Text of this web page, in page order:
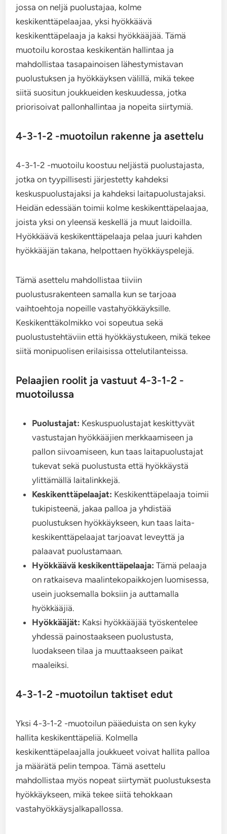
jossa on neljä puolustajaa, kolme
keskikenttäpelaajaa, yksi hyökkäävä
keskikenttäpelaaja ja kaksi hyökkääjää. Tämä
muotoilu korostaa keskikentän hallintaa ja
mahdollistaa tasapainoisen lähestymistavan
puolustuksen ja hyökkäyksen välillä, mikä tekee
siitä suositun joukkueiden keskuudessa, jotka
priorisoivat pallonhallintaa ja nopeita siirtymiä.
4-3-1-2 -muotoilun rakenne ja asettelu
4-3-1-2 -muotoilu koostuu neljästä puolustajasta,
jotka on tyypillisesti järjestetty kahdeksi
keskuspuolustajaksi ja kahdeksi laitapuolustajaksi.
Heidän edessään toimii kolme keskikenttäpelaajaa,
joista yksi on yleensä keskellä ja muut laidoilla.
Hyökkäävä keskikenttäpelaaja pelaa juuri kahden
hyökkääjän takana, helpottaen hyökkäyspelejä.
Tämä asettelu mahdollistaa tiiviin
puolustusrakenteen samalla kun se tarjoaa
vaihtoehtoja nopeille vastahyökkäyksille.
Keskikenttäkolmikko voi sopeutua sekä
puolustustehtäviin että hyökkäystukeen, mikä tekee
siitä monipuolisen erilaisissa ottelutilanteissa.
Pelaajien roolit ja vastuut 4-3-1-2 -
muotoilussa
Puolustajat: Keskuspuolustajat keskittyvät
vastustajan hyökkääjien merkkaamiseen ja
pallon siivoamiseen, kun taas laitapuolustajat
tukevat sekä puolustusta että hyökkäystä
ylittämällä laitalinkkejä.
Keskikenttäpelaajat: Keskikenttäpelaaja toimii
tukipisteenä, jakaa palloa ja yhdistää
puolustuksen hyökkäykseen, kun taas laita-
keskikenttäpelaajat tarjoavat leveyttä ja
palaavat puolustamaan.
Hyökkäävä keskikenttäpelaaja: Tämä pelaaja
on ratkaiseva maalintekopaikkojen luomisessa,
usein juoksemalla boksiin ja auttamalla
hyökkääjiä.
Hyökkääjät: Kaksi hyökkääjää työskentelee
yhdessä painostaakseen puolustusta,
luodakseen tilaa ja muuttaakseen paikat
maaleiksi.
4-3-1-2 -muotoilun taktiset edut
Yksi 4-3-1-2 -muotoilun pääeduista on sen kyky
hallita keskikenttäpeliä. Kolmella
keskikenttäpelaajalla joukkueet voivat hallita palloa
ja määrätä pelin tempoa. Tämä asettelu
mahdollistaa myös nopeat siirtymät puolustuksesta
hyökkäykseen, mikä tekee siitä tehokkaan
vastahyökkäysjalkapallossa.